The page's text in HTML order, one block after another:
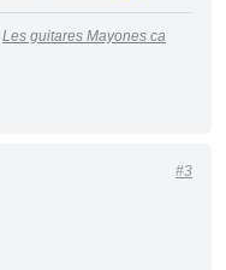
Les guitares Mayones ca
#3